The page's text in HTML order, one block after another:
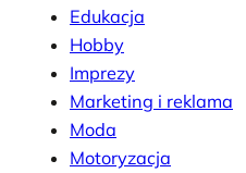
Edukacja
Hobby
Imprezy
Marketing i reklama
Moda
Motoryzacja